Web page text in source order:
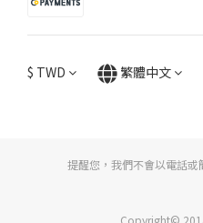
$ TWD 繁體中文
提醒您，我們不會以電話或